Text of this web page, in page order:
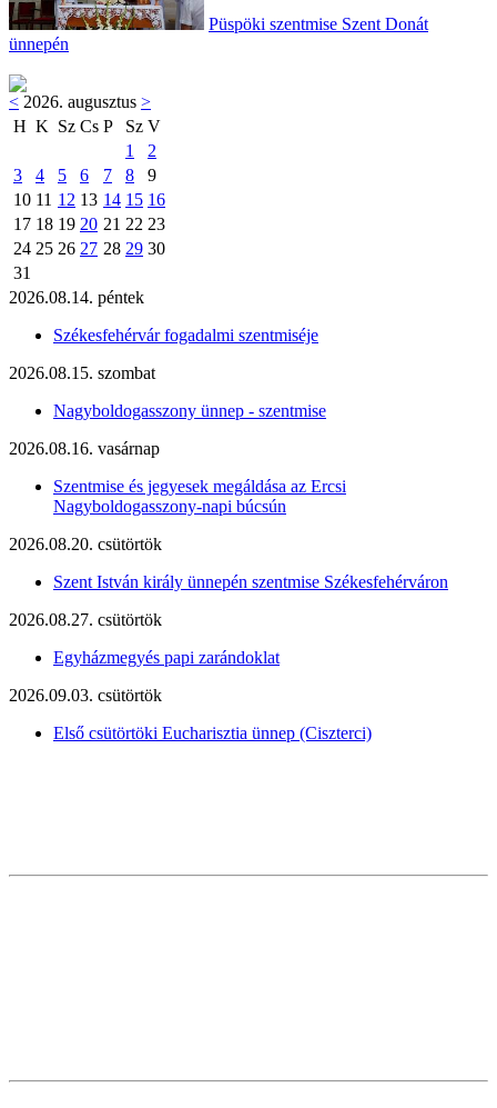
Püspöki szentmise Szent Donát
ünnepén
< 2026. augusztus >
H K Sz Cs P Sz V
1
2
3
4 5 6 7 8
9
10 11 12 13 14 15 16
17 18 19 20 21 22 23
24 25 26 27 28 29 30
31
2026.08.14. péntek
Székesfehérvár fogadalmi szentmiséje
2026.08.15. szombat
Nagyboldogasszony ünnep - szentmise
2026.08.16. vasárnap
Szentmise és jegyesek megáldása az Ercsi
Nagyboldogasszony-napi búcsún
2026.08.20. csütörtök
Szent István király ünnepén szentmise Székesfehérváron
2026.08.27. csütörtök
Egyházmegyés papi zarándoklat
2026.09.03. csütörtök
Első csütörtöki Eucharisztia ünnep (Ciszterci)